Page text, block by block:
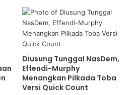
e
r
Diusung Tunggal NasDem,
Effendi-Murphy
Menangkan Pilkada Toba
Versi Quick Count